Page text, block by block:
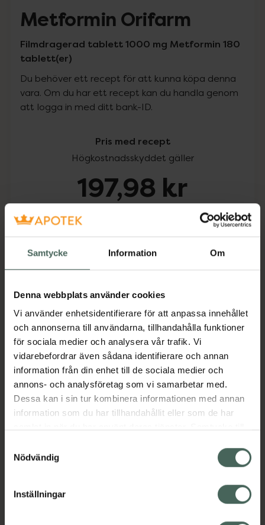
Samtycke Information Om
Denna webbplats använder cookies
Vi använder enhetsidentifierare för att anpassa innehållet
och annonserna till användarna, tillhandahålla funktioner
för sociala medier och analysera vår trafik. Vi
vidarebefordrar även sådana identifierare och annan
information från din enhet till de sociala medier och
annons- och analysföretag som vi samarbetar med.
Dessa kan i sin tur kombinera informationen med annan
information som du har tillhandahållit eller som de har
återkalla ditt samtycke via webbplatsens
cookieinställningar. Ett återkallat samtycke påverkar inte
lagligheten av behandling som skett innan återkallelsen.
Nödvändig
Inställningar
Metformin Orifarm
Filmdragerad tablett 1000 mg Metformin 180
tablett(er)
Du behöver ett recept för att kunna köpa denna
vara. Om du har ett recept kan du handla genom
att logga in med ditt bank-ID.
Pris med recept
Högkostnadsskyddet gäller
197,98 kr
Köp via ditt recept
Beskrivning Dölj
Läs alltid bipacksedeln innan
användning.
EAN:05711313001671
Visa